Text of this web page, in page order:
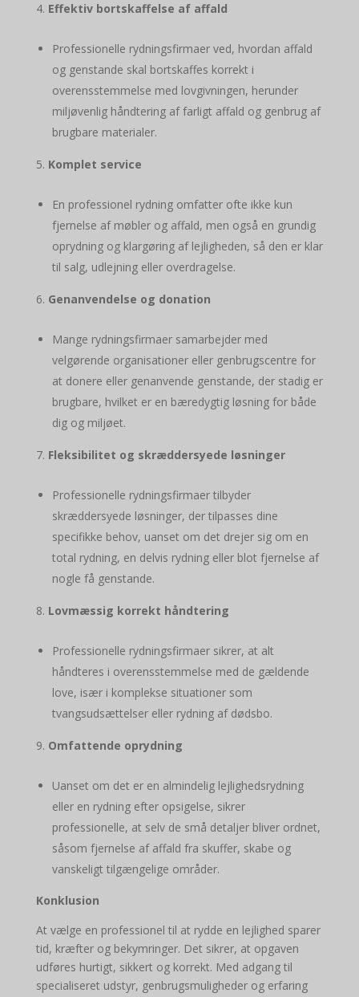
Effektiv bortskaffelse af affald
Professionelle rydningsfirmaer ved, hvordan affald
og genstande skal bortskaffes korrekt i
overensstemmelse med lovgivningen, herunder
miljøvenlig håndtering af farligt affald og genbrug af
brugbare materialer.
Komplet service
En professionel rydning omfatter ofte ikke kun
fjernelse af møbler og affald, men også en grundig
oprydning og klargøring af lejligheden, så den er klar
til salg, udlejning eller overdragelse.
Genanvendelse og donation
Mange rydningsfirmaer samarbejder med
velgørende organisationer eller genbrugscentre for
at donere eller genanvende genstande, der stadig er
brugbare, hvilket er en bæredygtig løsning for både
dig og miljøet.
Fleksibilitet og skræddersyede løsninger
Professionelle rydningsfirmaer tilbyder
skræddersyede løsninger, der tilpasses dine
specifikke behov, uanset om det drejer sig om en
total rydning, en delvis rydning eller blot fjernelse af
nogle få genstande.
Lovmæssig korrekt håndtering
Professionelle rydningsfirmaer sikrer, at alt
håndteres i overensstemmelse med de gældende
love, især i komplekse situationer som
tvangsudsættelser eller rydning af dødsbo.
Omfattende oprydning
Uanset om det er en almindelig lejlighedsrydning
eller en rydning efter opsigelse, sikrer
professionelle, at selv de små detaljer bliver ordnet,
såsom fjernelse af affald fra skuffer, skabe og
vanskeligt tilgængelige områder.
Konklusion
At vælge en professionel til at rydde en lejlighed sparer
tid, kræfter og bekymringer. Det sikrer, at opgaven
udføres hurtigt, sikkert og korrekt. Med adgang til
specialiseret udstyr, genbrugsmuligheder og erfaring